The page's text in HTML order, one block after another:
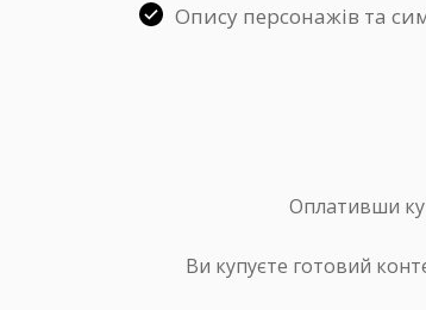
Опису персонажів та
Оплативши
Ви купуєте готовий